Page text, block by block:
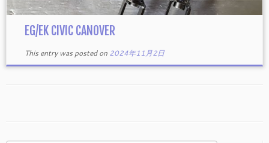
EG/EK CIVIC CANOVER
This entry was posted on 2024年11月2日